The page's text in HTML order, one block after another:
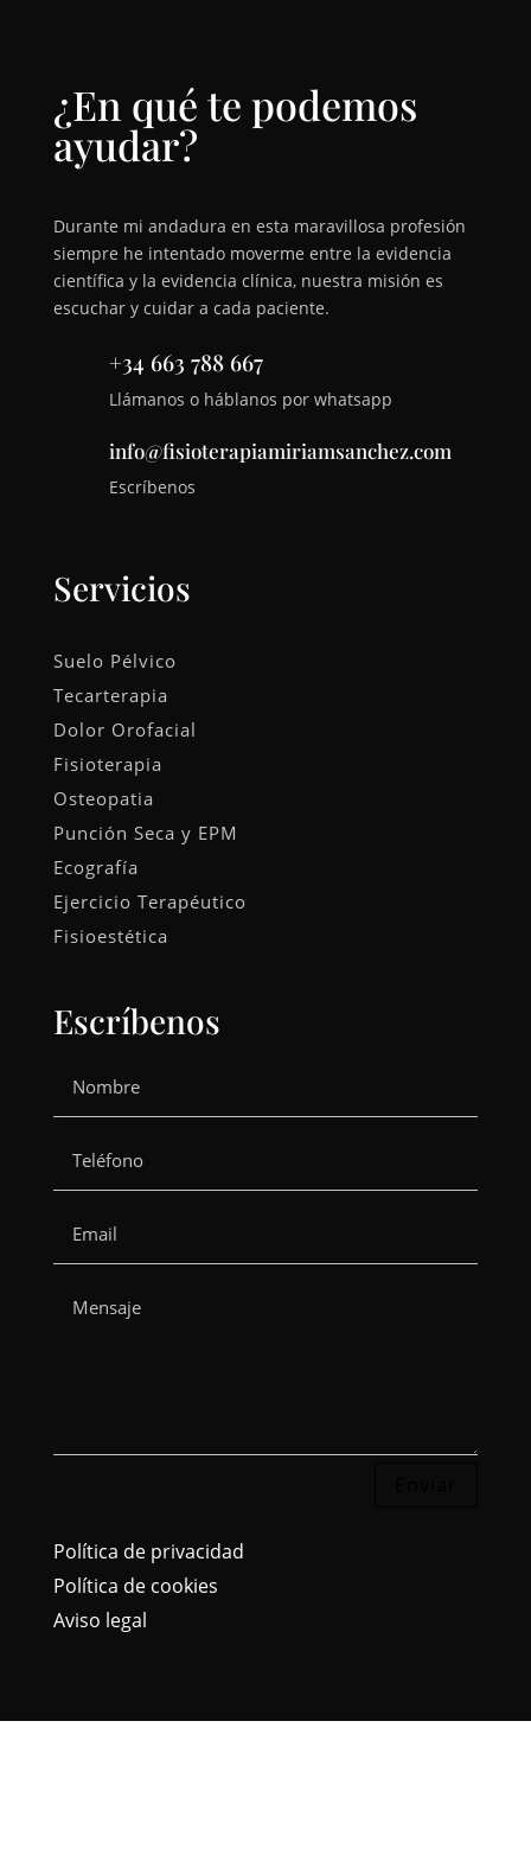
¿En qué te podemos
ayudar?
Durante mi andadura en esta maravillosa profesión
siempre he intentado moverme entre la evidencia
científica y la evidencia clínica, nuestra misión es
escuchar y cuidar a cada paciente.
+34 663 788 667
Llámanos o háblanos por whatsapp
info@fisioterapiamiriamsanchez.com
Escríbenos
Servicios
Suelo Pélvico
Tecarterapia
Dolor Orofacial
Fisioterapia
Osteopatia
Punción Seca y EPM
Ecografía
Ejercicio Terapéutico
Fisioestética
Escríbenos
Política de privacidad
Política de cookies
Aviso legal